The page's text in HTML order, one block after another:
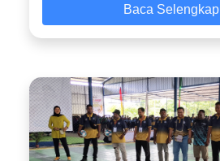
Baca